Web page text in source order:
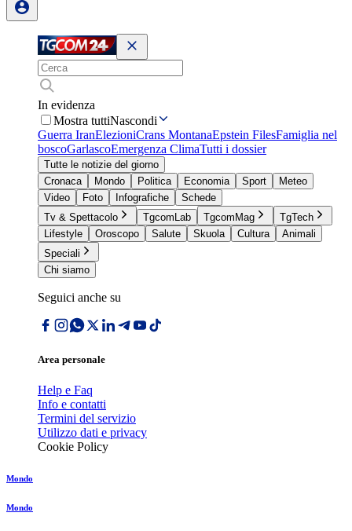
In evidenza
Mostra tuttiNascondi
Guerra IranElezioniCrans MontanaEpstein FilesFamiglia nel
boscoGarlascoEmergenza ClimaTutti i dossier
Tutte le notizie del giorno
Cronaca
Mondo Politica Economia Sport
Meteo
Video
Foto Infografiche
Schede
Tv & Spettacolo
TgcomLab TgcomMag
TgTech
Lifestyle
Oroscopo Salute Skuola Cultura
Animali
Speciali
Chi siamo
Seguici anche su
Area personale
Help e Faq
Info e contatti
Termini del servizio
Utilizzo dati e privacy
Cookie Policy
Mondo
Mondo